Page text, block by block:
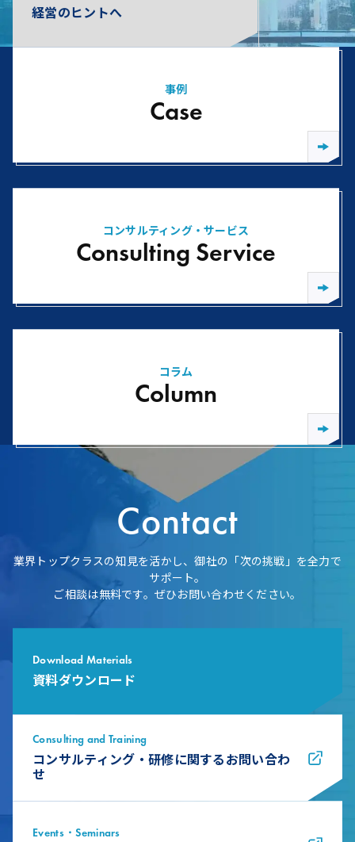
経営のヒントへ
事例
Case
コンサルティング・サービス
Consulting Service
コラム
Column
Contact
業界トップクラスの知見を活かし、御社の「次の挑戦」を全力で
サポート。
ご相談は無料です。ぜひお問い合わせください。
Download Materials
資料ダウンロード
Consulting and Training
コンサルティング・研修に関するお問い合わ
せ
Events・Seminars